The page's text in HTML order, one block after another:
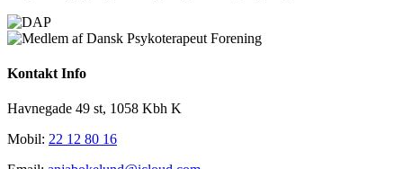
Kontakt Info
Havnegade 49 st, 1058 Kbh K
Mobil: 22 12 80 16